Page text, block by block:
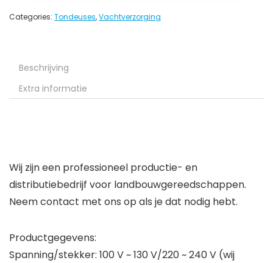
Categories: Tondeuses,Vachtverzorging
Beschrijving
Extra informatie
Wij zijn een professioneel productie- en
distributiebedrijf voor landbouwgereedschappen.
Neem contact met ons op als je dat nodig hebt.
Productgegevens:
Spanning/stekker: 100 V ~ 130 V/220 ~ 240 V (wij